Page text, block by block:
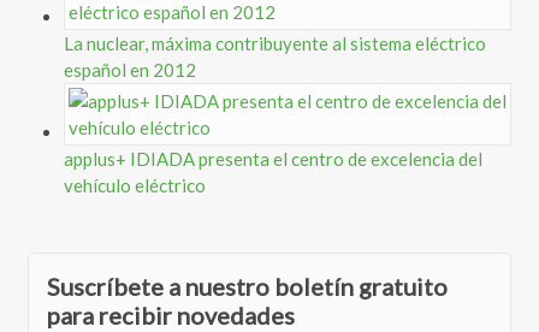
La nuclear, máxima contribuyente al sistema eléctrico
español en 2012
applus+ IDIADA presenta el centro de excelencia del
vehículo eléctrico
Suscríbete a nuestro boletín gratuito
para recibir novedades